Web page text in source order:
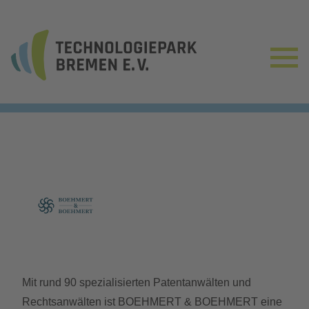
Mit rund 90 spezialisierten Patentanwälten und
Rechtsanwälten ist BOEHMERT & BOEHMERT eine